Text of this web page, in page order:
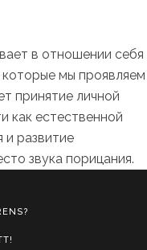
в отношении себя
мы проявляем
принятие личной
как естественной
и развитие
звука порицания.